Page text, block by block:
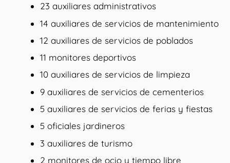
23 auxiliares administrativos
14 auxiliares de servicios de mantenimiento
12 auxiliares de servicios de poblados
11 monitores deportivos
10 auxiliares de servicios de limpieza
9 auxiliares de servicios de cementerios
5 auxiliares de servicios de ferias y fiestas
5 oficiales jardineros
3 auxiliares de turismo
2 monitores de ocio y tiempo libre